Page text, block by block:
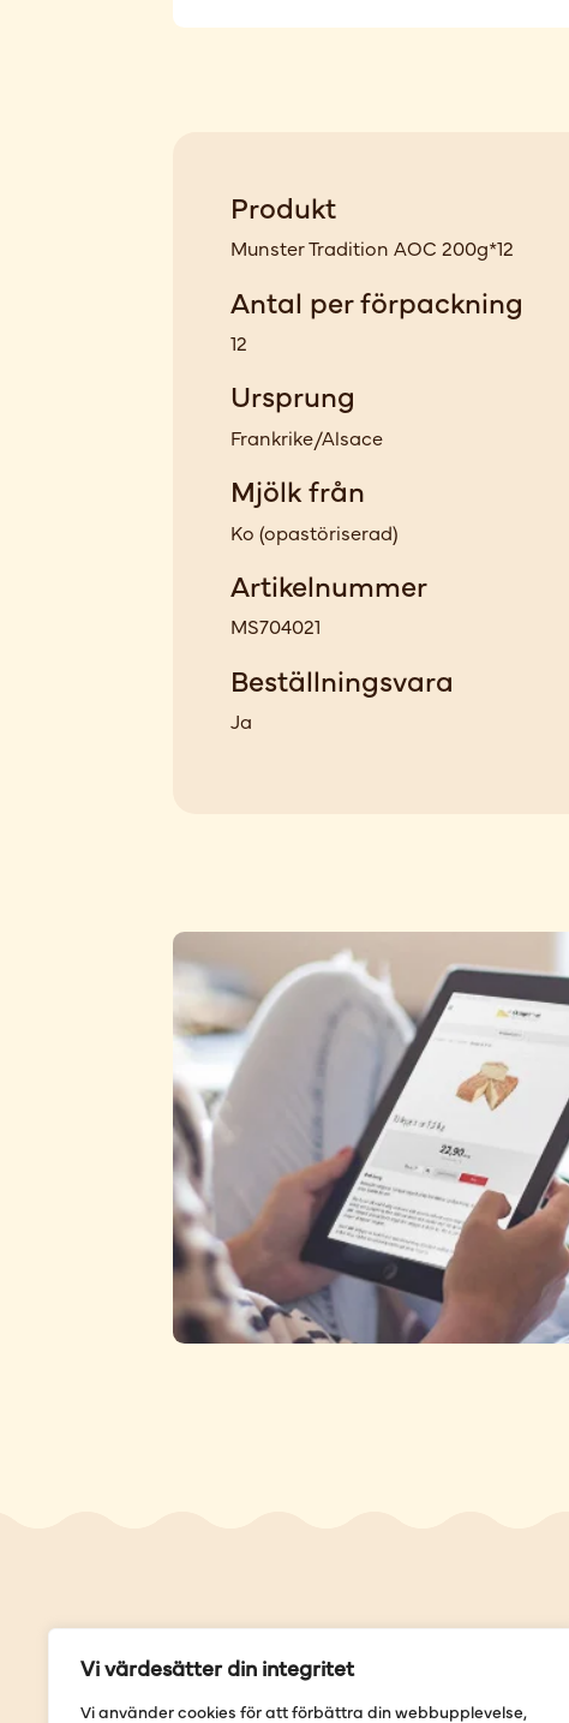
Vi värdesätter din integritet
Vi använder cookies för att förbättra din webbupplevelse,
Produkt
Munster Tradition AOC 200g*12
Antal per förpackning
12
Ursprung
Frankrike/Alsace
Mjölk från
Ko (opastöriserad)
Artikelnummer
MS704021
Beställningsvara
Ja
Våra butiker